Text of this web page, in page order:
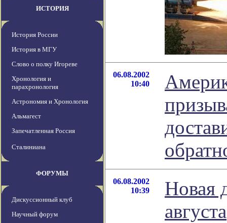
ИСТОРИЯ
История России
История в МГУ
Слово о полку Игореве
Хронология и
парахронология
Астрономия и Хронология
Альмагест
Запечатленная Россия
Сталиниана
ФОРУМЫ
Дискуссионный клуб
Научный форум
06.08.2002
10:40
06.08.2002
10:39
Новая
августа